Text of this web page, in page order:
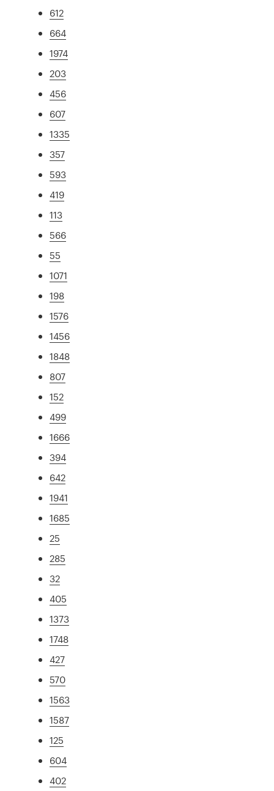
612
664
1974
203
456
607
1335
357
593
419
113
566
55
1071
198
1576
1456
1848
807
152
499
1666
394
642
1941
1685
25
285
32
405
1373
1748
427
570
1563
1587
125
604
402